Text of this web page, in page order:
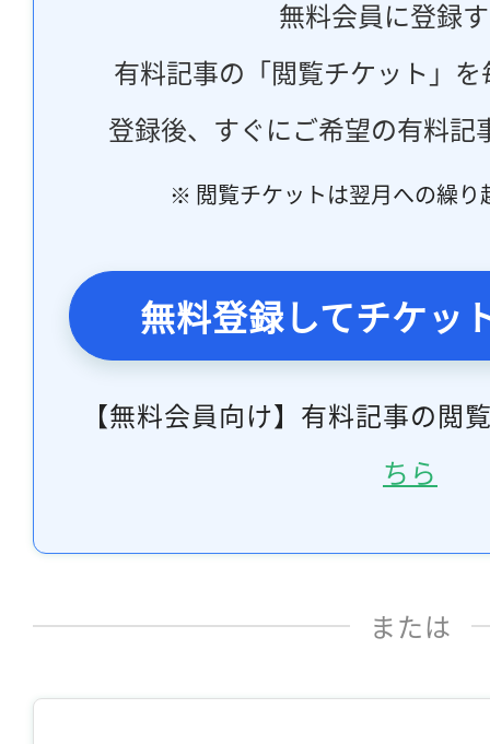
無料会員に登録
有料記事の「閲覧チケット」
登録後、すぐにご希望の有料記
※ 閲覧チケットは翌月への繰り
無料登録してチケッ
【無料会員向け】有料記事の閲
ちら
または